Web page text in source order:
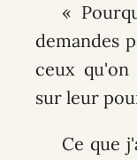
«
demandes
ceux
sur leur
Ce que